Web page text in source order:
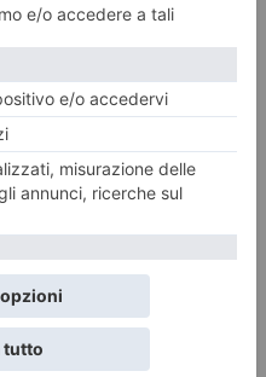
a Sant’Antonio di